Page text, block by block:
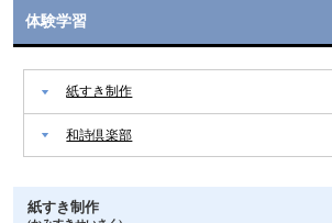
体験学習
紙すき制作
和詩倶楽部
紙すき制作